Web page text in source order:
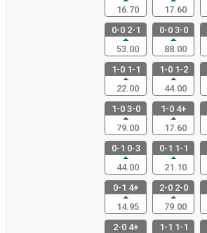
16.70
17.60
0-0 2-1
53.00
0-0 3-0
88.00
1-0 1-1
22.00
1-0 1-2
44.00
1-0 3-0
79.00
1-0 4+
17.60
0-1 0-3
44.00
0-1 1-1
21.10
0-1 4+
14.95
2-0 2-0
79.00
2-0 4+
1-1 1-1